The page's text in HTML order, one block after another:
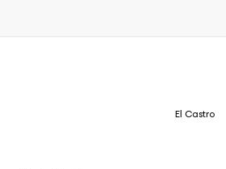
El Castro